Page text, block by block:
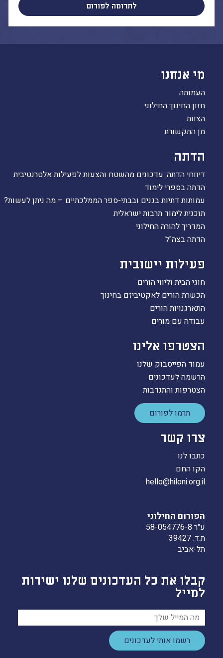
לתרומה לפורום
מי אנחנו
העמותה
חזון החינוך החילוני
הצוות
מן התקשורת
הדתה
דיווחי הדתה: עדכונים מהשטח והצעות לפעילות אלטרנטיבית
הדתה בספרי לימוד
עמותות דתיות בגנים ובבתי-ספר הממלכתיים – מה ניתן לעשות?
תוכנית לימוד תרבות ישראלית
המדריך להורה החילוני
הדתה בצה"ל
פעילות יישובית
חוגי הבית וליווי הורים
הכשרת הורים לאקטיביזם בחינוך
התארגנויות הורים
עבודה עם מורים
הצטרפו אלינו
עמוד הפייסבוק שלנו
הרשמה לעדכונים
הצטרפות והתנדבות
תרמו לפורום
צרו קשר
כתבו לנו
הקו החם
hello@hiloni.org.il
קבלו את כל העדכונים שלנו ישירות
למייל
רשמו אותי לעדכונים
הפורום החילוני
ע"ר 58-054776-8
ת.ד. 39427
תל-אביב